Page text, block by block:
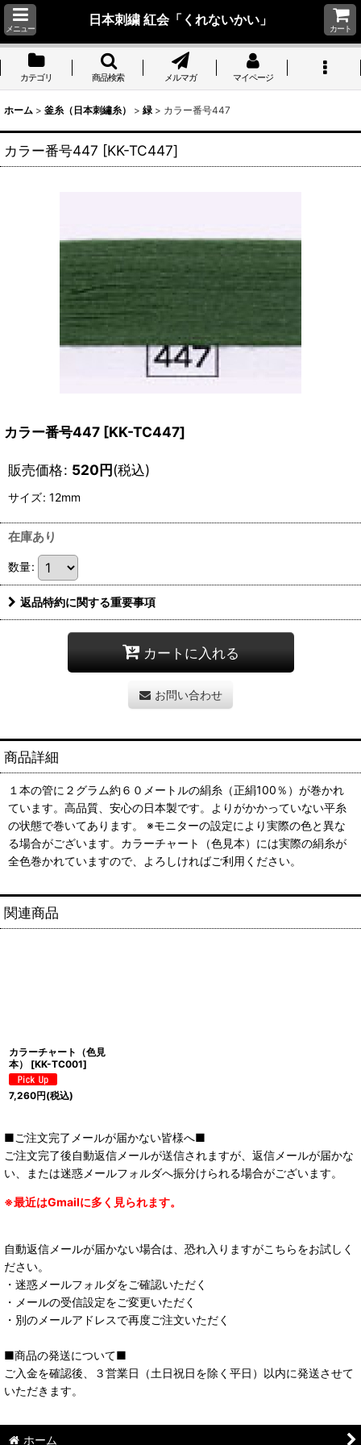
メニュー
日本刺繍 紅会「くれないかい」
カート
カテゴリ 商品検索 メルマガ マイページ
ホーム > 釜糸（日本刺繡糸） > 緑 > カラー番号447
カラー番号447 [KK-TC447]
カラー番号447 [KK-TC447]
販売価格: 520円(税込)
サイズ: 12mm
在庫あり
数量:
返品特約に関する重要事項
カートに入れる
お問い合わせ
商品詳細
１本の管に２グラム約６０メートルの絹糸（正絹100％）が巻かれ
ています。高品質、安心の日本製です。よりがかかっていない平糸
の状態で巻いてあります。 ※モニターの設定により実際の色と異な
る場合がございます。カラーチャート（色見本）には実際の絹糸が
全色巻かれていますので、よろしければご利用ください。
関連商品
カラーチャート（色見
本）
[KK-TC001]
7,260円(税込)
■ご注文完了メールが届かない皆様へ■
ご注文完了後自動返信メールが送信されますが、返信メールが届かな
い、または迷惑メールフォルダへ振分けられる場合がございます。
※最近はGmailに多く見られます。
自動返信メールが届かない場合は、恐れ入りますがこちらをお試しく
ださい。
・迷惑メールフォルダをご確認いただく
・メールの受信設定をご変更いただく
・別のメールアドレスで再度ご注文いただく
■商品の発送について■
ご入金を確認後、３営業日（土日祝日を除く平日）以内に発送させて
いただきます。
ホーム